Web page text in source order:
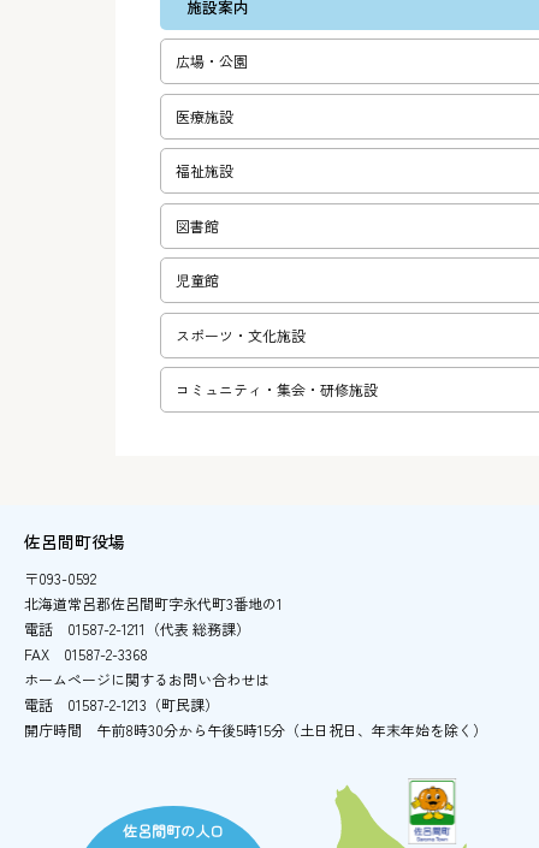
施設案内
広場・公園
医療施設
福祉施設
図書館
児童館
スポーツ・文化施設
コミュニテ­ィ・集会・­研修施設
佐呂間町役場
〒093-0592
北海道常呂郡佐呂間町字永代町3番地の1
電話
01587-2-1211（代表 総務課）
FAX
01587-2-3368
ホームページに関するお問い合わせは
電話
01587-2-1213（町民課）
開庁時間
午前8時30分から午後5時15分 （土日祝日、年末年始を除く）
佐呂間町の人口